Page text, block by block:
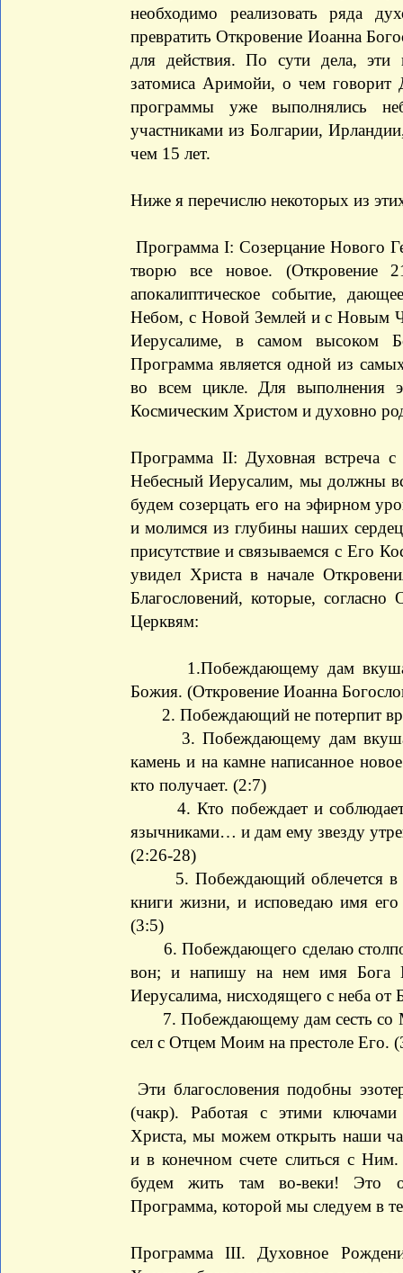
необходимо реализовать ряда
превратить Откровение Иоанна
для действия. По сути дела, эти
затомиса Аримойи, о чем
программы уже выполнялись
участниками из Болгарии,
чем 15 лет.
Ниже я перечислю некоторых из
Программа I: Созерцание Нового
творю все новое. (Откровение
апокалиптическое событие,
Небом, с Новой Землей и с Новым
Иерусалиме, в самом высоком
Программа является одной из
во всем цикле. Для выполнения
Космическим Христом и духовно
Программа II: Духовная встреча
Небесный Иерусалим, мы должны
будем созерцать его на эфирном
и молимся из глубины наших
присутствие и связываемся с Его
увидел Христа в начале
Благословений, которые,
Церквям:
1.Побеждающему дам вкушать
Божия. (Откровение Иоанна
2. Побеждающий не потерпит
3. Побеждающему дам
камень и на камне написанное
кто получает. (2:7)
4. Кто побеждает и соблюдает
язычниками… и дам ему звезду
(2:26-28)
5. Побеждающий облечется в
книги жизни, и исповедаю имя
(3:5)
6. Побеждающего сделаю
вон; и напишу на нем имя Бога
Иерусалима, нисходящего с неба
7. Побеждающему дам сесть со
сел с Отцем Моим на престоле Его.
Эти благословения подобны
(чакр). Работая с этими ключами
Христа, мы можем открыть наши
и в конечном счете слиться с
будем жить там во-веки! Это
Программа, которой мы следуем в
Программа III. Духовное